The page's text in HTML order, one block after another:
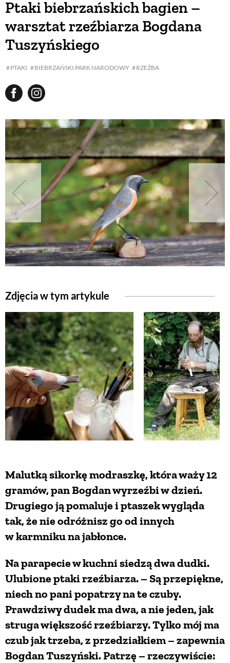
Ptaki biebrzańskich bagien –
warsztat rzeźbiarza Bogdana
Tuszyńskiego
PTAKI BIEBRZAŃSKI PARK NARODOWY RZEŹBA
Zdjęcia w tym artykule
Malutką sikorkę modraszkę, która waży 12
gramów, pan Bogdan wyrzeźbi w dzień.
Drugiego ją pomaluje i ptaszek wygląda
tak, że nie odróżnisz go od innych
w karmniku na jabłonce.
Na parapecie w kuchni siedzą dwa dudki.
Ulubione ptaki rzeźbiarza. – Są przepiękne,
niech no pani popatrzy na te czuby.
Prawdziwy dudek ma dwa, a nie jeden, jak
struga większość rzeźbiarzy. Tylko mój ma
czub jak trzeba, z przedziałkiem – zapewnia
Bogdan Tuszyński. Patrzę – rzeczywiście:
BUDUJEMY DOM
OGRÓD
ROŚLINY OGRODOWE
PORADY
ZIELEŃ W DOMU
PROJEKTOWANIE OGRODU
NATURALNIE
URODA
NATURALNA APTECZKA
DLA DOMU
EKO ŻYCIE
PRZYRODA
ZWIERZĘTA W NATURZE
GRZYBY
RĘKODZIEŁO
RZEMIOSŁO
ZWYCZAJE